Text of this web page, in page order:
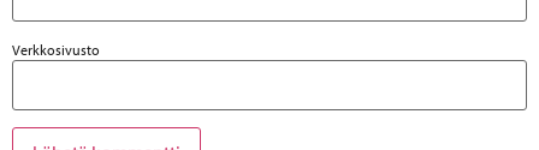
Verkkosivusto